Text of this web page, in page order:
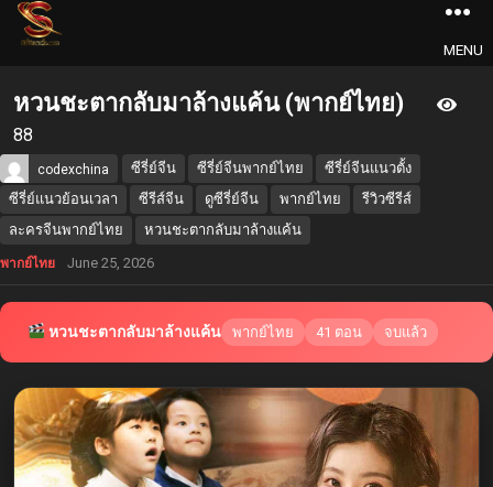
MENU
หวนชะตากลับมาล้างแค้น (พากย์ไทย)
88
codexchina ซีรี่ย์จีน ซีรี่ย์จีนพากย์ไทย
ซีรี่ย์จีนแนวตั้ง
ซีรี่ย์แนวย้อนเวลา
ซีรีส์จีน ดูซีรี่ย์จีน พากย์ไทย
รีวิวซีรีส์
ละครจีนพากย์ไทย
หวนชะตากลับมาล้างแค้น
พากย์ไทย June 25, 2026
หวนชะตากลับมาล้างแค้น พากย์ไทย 41 ตอน จบแล้ว